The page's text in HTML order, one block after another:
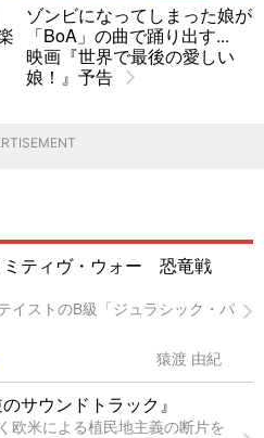
ゾンビになってしまった娘が
「BoA」の曲で踊り出す...
映画『世界で最後の愛しい
娘！』予告
ミティヴ・ウォー 恐竜戦
イストのB級「ジュラシック・パ
猿渡 由紀
のサウンドトラック』
欧米による植民地主義の断片を